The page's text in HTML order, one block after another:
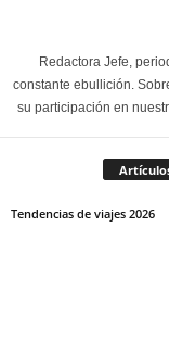
Redactora Jefe,
constante ebullición.
su participación en
Tendencias de viajes 2026